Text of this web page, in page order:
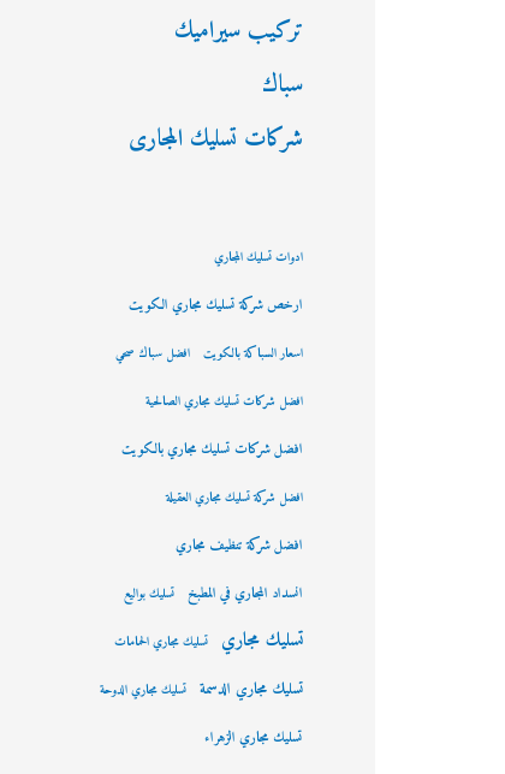
تركيب سيراميك
سباك
شركات تسليك المجارى
ادوات تسليك المجاري
ارخص شركة تسليك مجاري الكويت
اسعار السباكة بالكويت افضل سباك صحي
افضل شركات تسليك مجاري الصالحية
افضل شركات تسليك مجاري بالكويت
افضل شركة تسليك مجاري العقيلة
افضل شركة تنظيف مجاري
انسداد المجاري في المطبخ تسليك بواليع
تسليك مجاري تسليك مجاري الحمامات
تسليك مجاري الدسمة تسليك مجاري الدوحة
تسليك مجاري الزهراء